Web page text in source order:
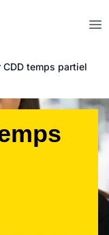
CDD temps partiel